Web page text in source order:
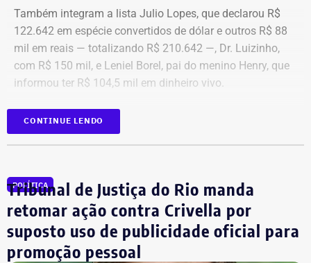
Também integram a lista Julio Lopes, que declarou R$
122.642 em espécie convertidos de dólar e outros R$ 88
mil em reais — totalizando R$ 210.642 —, Dr. Luizinho,
com R$ 150 mil, e Leniel Borel, pai do menino Henry, que
informou ter R$ 104,5 mil em dinheiro vivo.
Candidato
Bebeto
Dr. Luizinho
R$ 150.000,00
Leniel Borel
R$ 104.500,00
*Valor correspondente à soma de R$ 122.642,00 em espécie
convertidos de dólar e R$ 88.000,00 em reais declarados em dinheiro
CONTINUE LENDO
POLÍTICA
Tribunal de Justiça do Rio manda
retomar ação contra Crivella por
suposto uso de publicidade oficial para
promoção pessoal